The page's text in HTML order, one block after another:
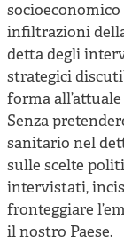
infiltrazioni
detta degli
strategici
forma
Senza
sanitario nel
sulle scelte
intervistati,
fronteggiare
il nostro Paese.